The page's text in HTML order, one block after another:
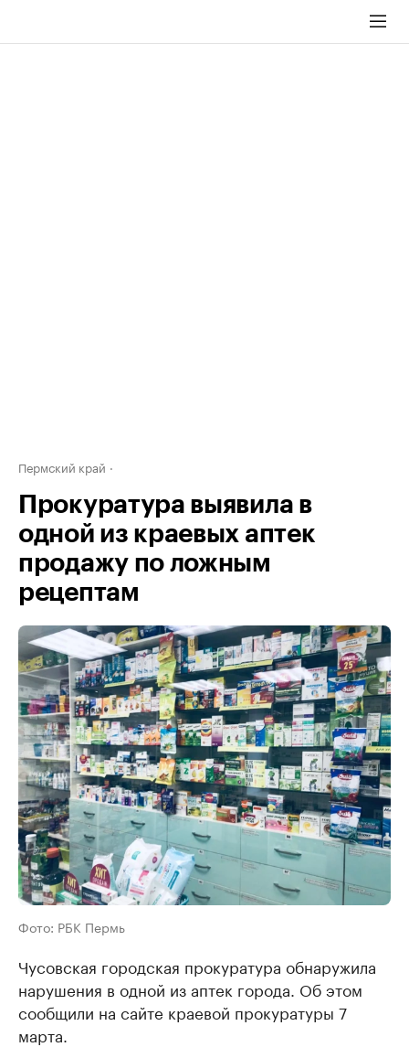
Пермский край
Прокуратура выявила в
одной из краевых аптек
продажу по ложным
рецептам
Фото: РБК Пермь
Чусовская городская прокуратура обнаружила
нарушения в одной из аптек города. Об этом
сообщили на сайте краевой прокуратуры 7
марта.